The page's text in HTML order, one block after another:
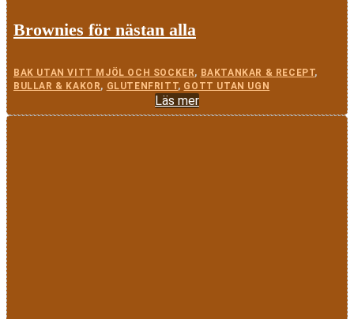
Brownies för nästan alla
BAK UTAN VITT MJÖL OCH SOCKER, BAKTANKAR & RECEPT,
BULLAR & KAKOR, GLUTENFRITT, GOTT UTAN UGN
Läs mer